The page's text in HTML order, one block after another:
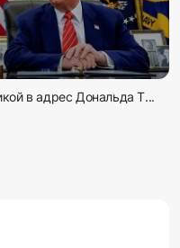
в адрес Дональда Т...